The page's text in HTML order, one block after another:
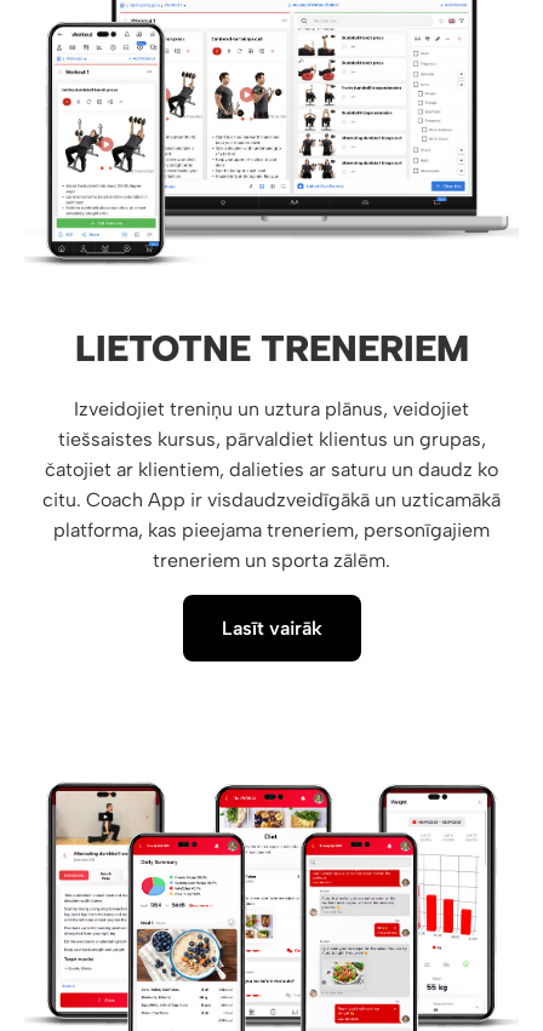
LIETOTNE TRENERIEM
Izveidojiet treniņu un uztura plānus, veidojiet
tiešsaistes kursus, pārvaldiet klientus un grupas,
čatojiet ar klientiem, dalieties ar saturu un daudz ko
citu. Coach App ir visdaudzveidīgākā un uzticamākā
platforma, kas pieejama treneriem, personīgajiem
treneriem un sporta zālēm.
Lasīt vairāk